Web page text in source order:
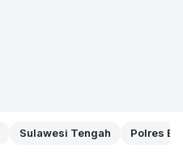
Sulawesi Tengah Polres